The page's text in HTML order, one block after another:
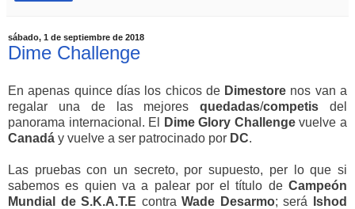
sábado, 1 de septiembre de 2018
Dime Challenge
En apenas quince días los chicos de Dimestore nos van a
regalar una de las mejoresquedadas/competis del
panorama internacional. El
Dime Glory Challengevuelve a
Canadá y vuelve a ser patrocinado por DC.
Las pruebas con un secreto, por supuesto, per lo que si
sabemos es quien va a palear por el título de Campeón
Mundial de S.K.A.T.E contraWade Desarmo; será Ishod